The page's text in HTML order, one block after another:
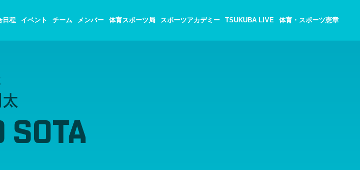
日程 イベント チーム メンバー 体育スポーツ局 スポーツアカデミー TSUKUBA LIVE 体育・スポーツ憲章
SOTA